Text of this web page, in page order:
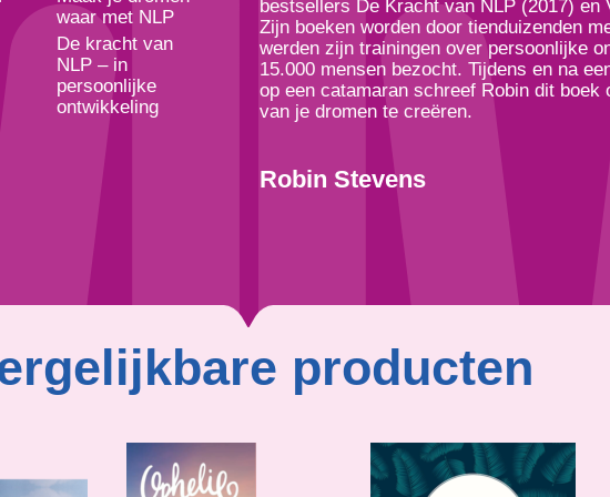
waar met NLP
De kracht van
NLP – in
persoonlijke
ontwikkeling
bestsellers De Kracht van NLP (2017) en
Zijn boeken worden door tienduizenden
werden zijn trainingen over persoonlijke
15.000 mensen bezocht. Tijdens en na
op een catamaran schreef Robin dit boek
van je dromen te creëren.
Robin Stevens
producten